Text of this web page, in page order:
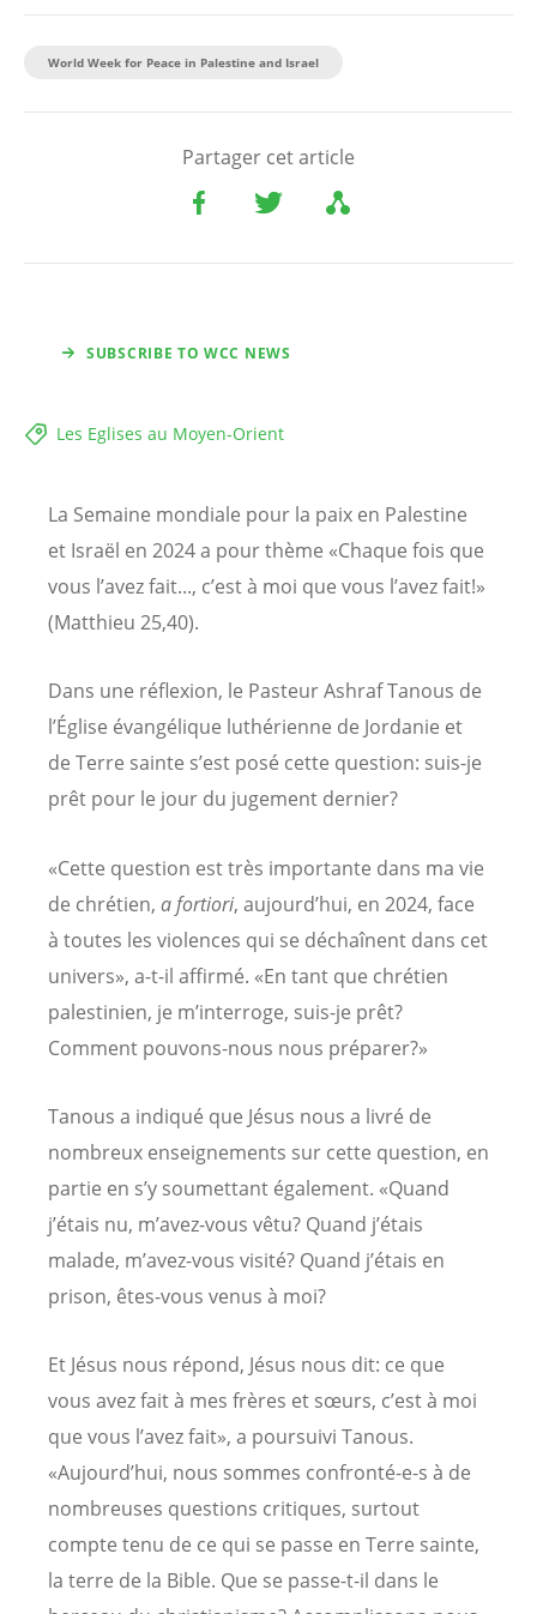
World Week for Peace in Palestine and Israel
Partager cet article
SUBSCRIBE TO WCC NEWS
Les Eglises au Moyen-Orient
La Semaine mondiale pour la paix en Palestine
et Israël en 2024 a pour thème «Chaque fois que
vous l’avez fait..., c’est à moi que vous l’avez fait!»
(Matthieu 25,40).
Dans une réflexion, le Pasteur Ashraf Tanous de
l’Église évangélique luthérienne de Jordanie et
de Terre sainte s’est posé cette question: suis-je
prêt pour le jour du jugement dernier?
«Cette question est très importante dans ma vie
de chrétien, a fortiori, aujourd’hui, en 2024, face
à toutes les violences qui se déchaînent dans cet
univers», a-t-il affirmé. «En tant que chrétien
palestinien, je m’interroge, suis-je prêt?
Comment pouvons-nous nous préparer?»
Tanous a indiqué que Jésus nous a livré de
nombreux enseignements sur cette question, en
partie en s’y soumettant également. «Quand
j’étais nu, m’avez-vous vêtu? Quand j’étais
malade, m’avez-vous visité? Quand j’étais en
prison, êtes-vous venus à moi?
Et Jésus nous répond, Jésus nous dit: ce que
vous avez fait à mes frères et sœurs, c’est à moi
que vous l’avez fait», a poursuivi Tanous.
«Aujourd’hui, nous sommes confronté-e-s à de
nombreuses questions critiques, surtout
compte tenu de ce qui se passe en Terre sainte,
la terre de la Bible. Que se passe-t-il dans le